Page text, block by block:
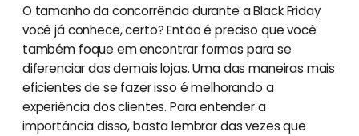
O tamanho da concorrência durante a Black Friday
você já conhece, certo? Então é preciso que você
também foque em encontrar formas para se
diferenciar das demais lojas. Uma das maneiras mais
eficientes de se fazer isso é melhorando a
experiência dos clientes. Para entender a
importância disso, basta lembrar das vezes que